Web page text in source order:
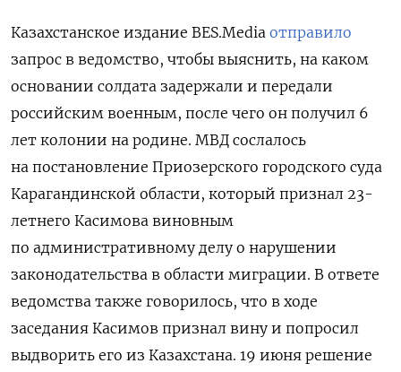
Казахстанское издание BES.Media отправило
запрос в ведомство, чтобы выяснить, на каком
основании солдата задержали и передали
российским военным, после чего он получил 6
лет колонии на родине. МВД сослалось
на постановление Приозерского городского суда
Карагандинской области, который признал 23-
летнего Касимова виновным
по административному делу о нарушении
законодательства в области миграции. В ответе
ведомства также говорилось, что в ходе
заседания Касимов признал вину и попросил
выдворить его из Казахстана. 19 июня решение